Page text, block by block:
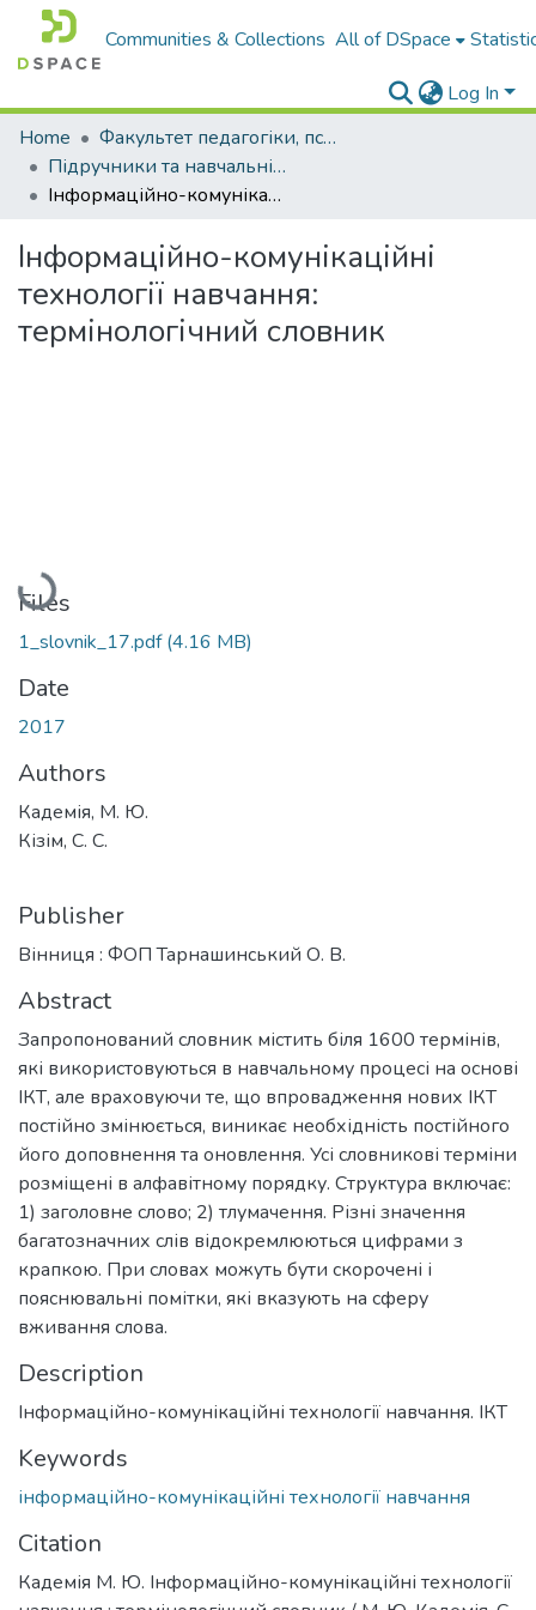
Communities & Collections All of DSpace
Log In
Home
Факультет педагогіки, психології і професійної освіти
Підручники та навчальні посібники
Інформаційно-комунікаційні технології навчання: термінологічний словник
Інформаційно-комунікаційні
технології навчання:
термінологічний словник
Loading...
Files
1_slovnik_17.pdf(4.16 MB)
Date
2017
Authors
Кадемія, М. Ю.
Кізім, С. С.
Publisher
Вінниця : ФОП Тарнашинський О. В.
Abstract
Запропонований словник містить біля 1600 термінів,
які використовуються в навчальному процесі на основі
ІКТ, але враховуючи те, що впровадження нових ІКТ
постійно змінюється, виникає необхідність постійного
його доповнення та оновлення. Усі словникові терміни
розміщені в алфавітному порядку. Структура включає:
1) заголовне слово; 2) тлумачення. Різні значення
багатозначних слів відокремлюються цифрами з
крапкою. При словах можуть бути скорочені і
пояснювальні помітки, які вказують на сферу
вживання слова.
Description
Інформаційно-комунікаційні технології навчання. ІКТ
Keywords
інформаційно-комунікаційні технології навчання
Citation
Кадемія М. Ю. Інформаційно-комунікаційні технології